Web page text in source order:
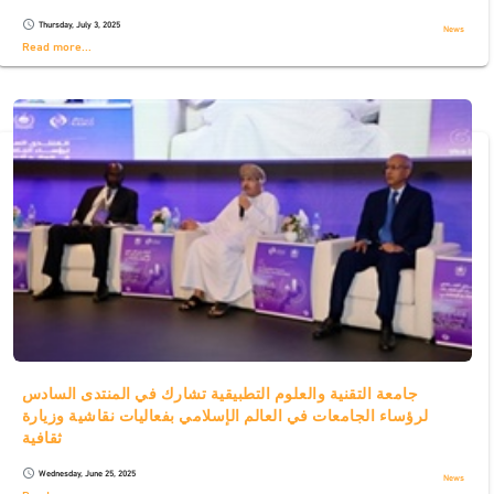
schedule Thursday, July 3, 2025 News
Read more...
جامعة التقنية والعلوم التطبيقية تشارك في المنتدى السادس
لرؤساء الجامعات في العالم الإسلامي بفعاليات نقاشية وزيارة
ثقافية
schedule Wednesday, June 25, 2025 News